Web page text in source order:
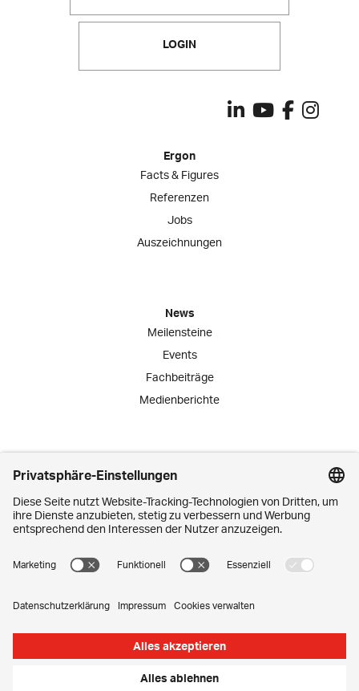
LOGIN
Ergon
Facts & Figures
Referenzen
Jobs
Auszeichnungen
News
Meilensteine
Events
Fachbeiträge
Medienberichte
Engagement
Praktika
Schnuppertage
Mitarbeiter-Initiativen
Media Corner